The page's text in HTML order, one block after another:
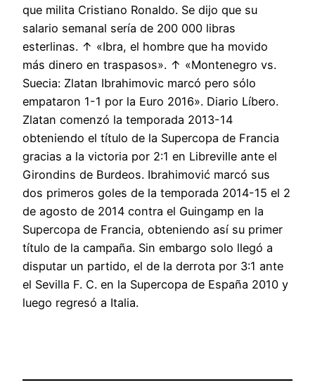
que milita Cristiano Ronaldo. Se dijo que su
salario semanal sería de 200 000 libras
esterlinas. ↑ «Ibra, el hombre que ha movido
más dinero en traspasos». ↑ «Montenegro vs.
Suecia: Zlatan Ibrahimovic marcó pero sólo
empataron 1-1 por la Euro 2016». Diario Líbero.
Zlatan comenzó la temporada 2013-14
obteniendo el título de la Supercopa de Francia
gracias a la victoria por 2:1 en Libreville ante el
Girondins de Burdeos. Ibrahimović marcó sus
dos primeros goles de la temporada 2014-15 el 2
de agosto de 2014 contra el Guingamp en la
Supercopa de Francia, obteniendo así su primer
título de la campaña. Sin embargo solo llegó a
disputar un partido, el de la derrota por 3:1 ante
el Sevilla F. C. en la Supercopa de España 2010 y
luego regresó a Italia.